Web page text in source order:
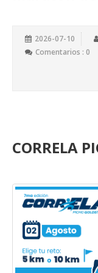
2026-07-10
Comentarios : 0
CORRELA